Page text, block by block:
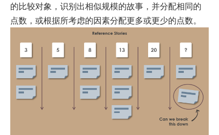
的比较对象，识别出相似规模的故事，并分配相同的
点数，或根据所考虑的因素分配更多或更少的点数。